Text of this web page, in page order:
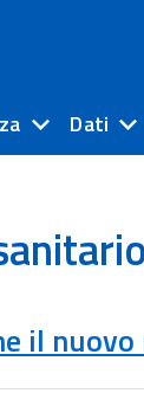
Dati
il